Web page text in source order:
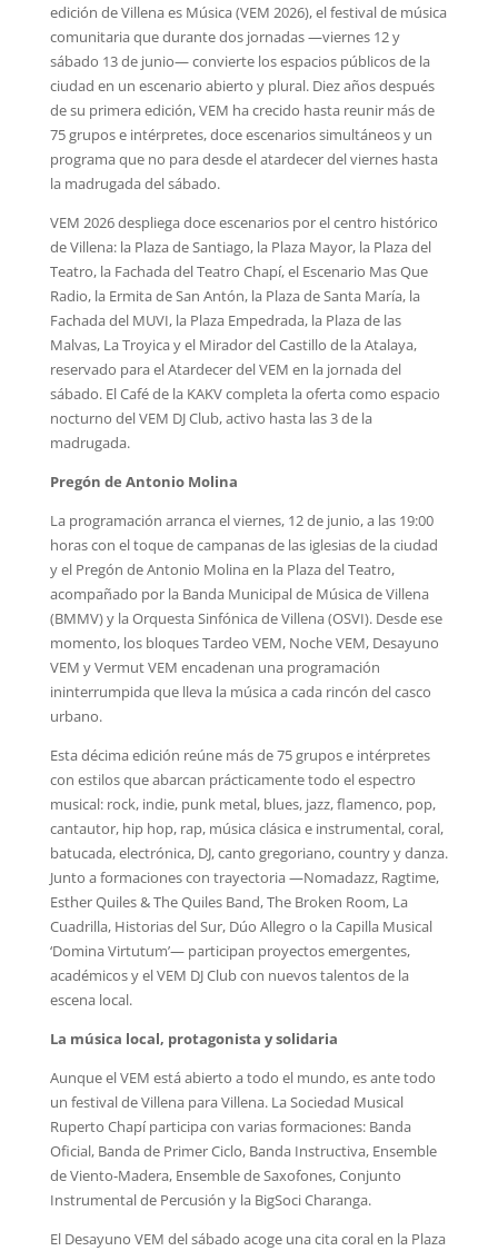
edición de Villena es Música (VEM 2026), el festival de música
comunitaria que durante dos jornadas —viernes 12 y
sábado 13 de junio— convierte los espacios públicos de la
ciudad en un escenario abierto y plural. Diez años después
de su primera edición, VEM ha crecido hasta reunir más de
75 grupos e intérpretes, doce escenarios simultáneos y un
programa que no para desde el atardecer del viernes hasta
la madrugada del sábado.
VEM 2026 despliega doce escenarios por el centro histórico
de Villena: la Plaza de Santiago, la Plaza Mayor, la Plaza del
Teatro, la Fachada del Teatro Chapí, el Escenario Mas Que
Radio, la Ermita de San Antón, la Plaza de Santa María, la
Fachada del MUVI, la Plaza Empedrada, la Plaza de las
Malvas, La Troyica y el Mirador del Castillo de la Atalaya,
reservado para el Atardecer del VEM en la jornada del
sábado. El Café de la KAKV completa la oferta como espacio
nocturno del VEM DJ Club, activo hasta las 3 de la
madrugada.
Pregón de Antonio Molina
La programación arranca el viernes, 12 de junio, a las 19:00
horas con el toque de campanas de las iglesias de la ciudad
y el Pregón de Antonio Molina en la Plaza del Teatro,
acompañado por la Banda Municipal de Música de Villena
(BMMV) y la Orquesta Sinfónica de Villena (OSVI). Desde ese
momento, los bloques Tardeo VEM, Noche VEM, Desayuno
VEM y Vermut VEM encadenan una programación
ininterrumpida que lleva la música a cada rincón del casco
urbano.
Esta décima edición reúne más de 75 grupos e intérpretes
con estilos que abarcan prácticamente todo el espectro
musical: rock, indie, punk metal, blues, jazz, flamenco, pop,
cantautor, hip hop, rap, música clásica e instrumental, coral,
batucada, electrónica, DJ, canto gregoriano, country y danza.
Junto a formaciones con trayectoria —Nomadazz, Ragtime,
Esther Quiles & The Quiles Band, The Broken Room, La
Cuadrilla, Historias del Sur, Dúo Allegro o la Capilla Musical
‘Domina Virtutum’— participan proyectos emergentes,
académicos y el VEM DJ Club con nuevos talentos de la
escena local.
La música local, protagonista y solidaria
Aunque el VEM está abierto a todo el mundo, es ante todo
un festival de Villena para Villena. La Sociedad Musical
Ruperto Chapí participa con varias formaciones: Banda
Oficial, Banda de Primer Ciclo, Banda Instructiva, Ensemble
de Viento-Madera, Ensemble de Saxofones, Conjunto
Instrumental de Percusión y la BigSoci Charanga.
El Desayuno VEM del sábado acoge una cita coral en la Plaza